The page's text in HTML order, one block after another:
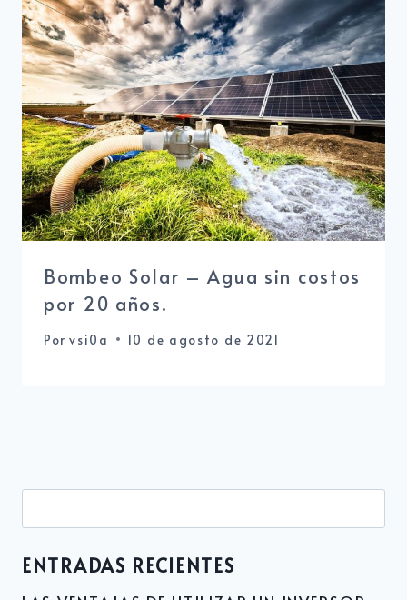
Bombeo Solar – Agua sin costos
por 20 años.
Por vsi0a 10 de agosto de 2021
ENTRADAS RECIENTES